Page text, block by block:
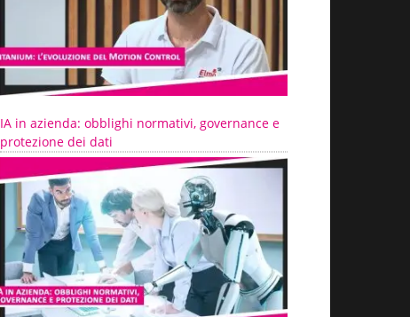
IA in azienda: obblighi normativi, governance e
protezione dei dati